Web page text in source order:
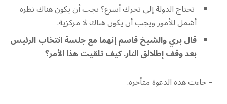
تحتاج الدولة إلى تحرك أسرع؟ يجب أن يكون هناك نظرة
أشمل للأمور ويجب أن يكون هناك لا مركزية.
قال بري والشيخ قاسم إنهما مع جلسة انتخاب الرئيس
بعد وقف إطلالق النار. كيف تلقيت هذا الأمر؟
– جاءت هذه الدعوة متأخرة.